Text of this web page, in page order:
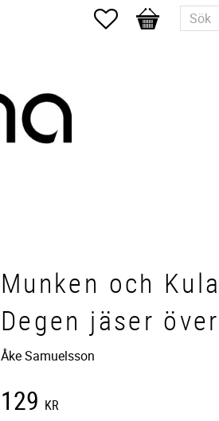
Favoriter
Kundvagn
Munken och
Degen jäser över
Åke Samuelsson
129 KR